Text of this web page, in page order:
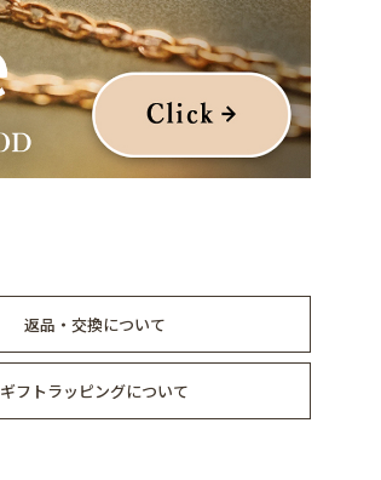
返品・交換について
ギフトラッピングについて